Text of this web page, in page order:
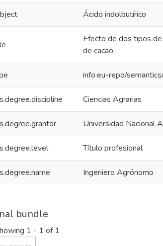
Ácido indolbutírico
Efecto de dos tipos
de cacao.
info:eu-repo/
Ciencias Agrarias
Universidad Nacional
Título profesional
Ingeniero Agrónomo
bundle
1 - 1 of 1